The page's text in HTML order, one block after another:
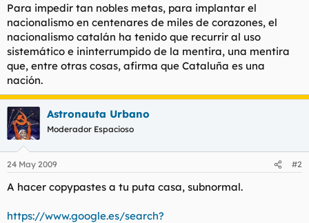
Para impedir tan nobles metas, para implantar el
nacionalismo en centenares de miles de corazones, el
nacionalismo catalán ha tenido que recurrir al uso
sistemático e ininterrumpido de la mentira, una mentira
que, entre otras cosas, afirma que Cataluña es una
nación.
Astronauta Urbano
Moderador Espacioso
24 May 2009 #2
A hacer copypastes a tu puta casa, subnormal.
https://www.google.es/search?